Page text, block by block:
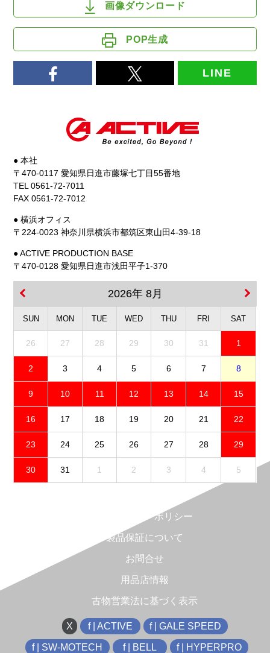
画像ダウンロード
POP生成
LINE
● 本社
〒470-0117 愛知県日進市藤塚七丁目55番地
TEL 0561-72-7011
FAX 0561-72-7012
● 横浜オフィス
〒224-0023 神奈川県横浜市都筑区東山田4-39-18
● ACTIVE PRODUCTION BASE
〒470-0128 愛知県日進市浅田平子1-370
2026年 8月
SUN MON TUE WED THU FRI SAT
26 27 28 29 30 31 1
2 3 4 5 6 7 8
9 10 11 12 13 14 15
16 17 18 19 20 21 22
23 24 25 26 27 28 29
30 31 1 2 3 4 5
プライバシーポリシー
製品保証について
お問合せ
用品店情報
古物営業法に基づく表示
X f | ACTIVE f | GALE SPEED
f | SW-MOTECH f | BELL f | HYPERPRO